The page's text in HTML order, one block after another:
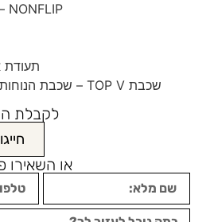
NONFLIP – אין צורך בהפיכת המזרן.
תעודת
שכבת TOP V – שכבת הנוחות הבריאותית עם חתך ה – V לנוחיות מרבית.
לקבלת
חייגו: 073-
או השאירו